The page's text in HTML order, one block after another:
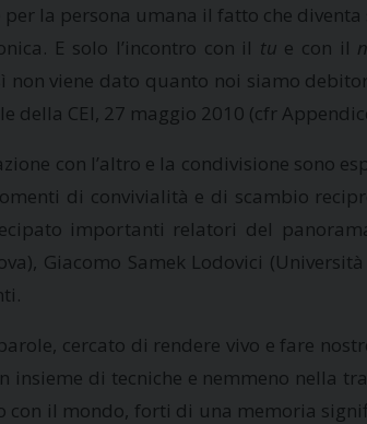
per la persona umana il fatto che diventa
E solo l’incontro con il tu e con il
non viene dato quanto noi siamo
della CEI, 27 maggio 2010 (cfr
con l’altro e la condivisione sono
di convivialità e di scambio
importanti relatori del
Giacomo Samek Lodovici
cercato di rendere vivo e fare
insieme di tecniche e nemmeno nella
il mondo, forti di una memoria